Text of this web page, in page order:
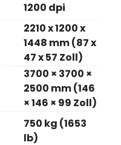
1200 dpi
2210 x 1200 x
1448 mm (87 x
47 x 57 Zoll)
3700 × 3700 ×
2500 mm (146
× 146 × 99 Zoll)
750 kg (1653
lb)